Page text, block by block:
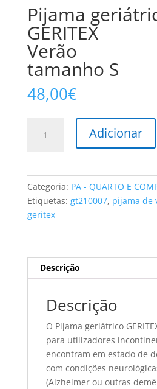
Pijama
GERITEX
Verão
tamanho S
48,00€
GERITEX
Verão
tamanho
S
Adicionar
Categoria: PA - QUARTO E
Etiquetas: gt210007, pijama de
geritex
Descrição
Descrição
O Pijama geriátrico
para utilizadores
encontram em estado de
com condições
(Alzheimer ou outras